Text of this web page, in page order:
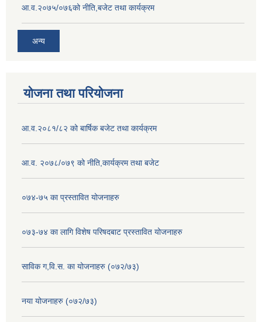
आ.व.२०७५/०७६को नीति,बजेट तथा कार्यक्रम
अन्य
योजना तथा परियोजना
आ.व.२०८१/८२ को बार्षिक बजेट तथा कार्यक्रम
आ.व. २०७८/०७९ को नीति,कार्यक्रम तथा बजेट
०७४-७५ का प्रस्तावित योजनाहरु
०७३-७४ का लागि विशेष परिषदबाट प्रस्तावित योजनाहरु
साविक ग,वि.स. का योजनाहरु (०७२/७३)
नया योजनाहरु (०७२/७३)